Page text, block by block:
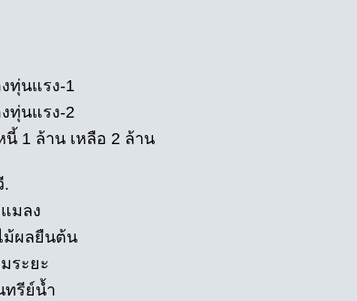
ทุ่นแรง-1
ทุ่นแรง-2
นี้ 1 ล้าน เหลือ 2 ล้าน
.
มลง
ม้ผลยืนต้น
ระยะ
ทรีย์น้ำ